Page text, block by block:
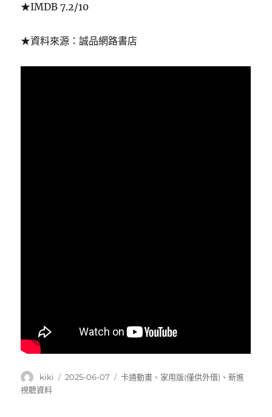
★IMDB 7.2/10
★資料來源：誠品網路書店
作
者
kiki
發
2025-06-07
分
卡通動畫 、 家用版(僅供外借) 、新進
視聽資料